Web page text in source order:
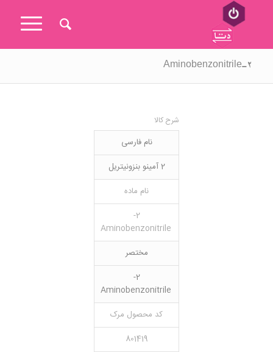
۲-Aminobenzonitrile
شرح کالا
نام فارسی
2 آمینو بنزونیتریل
نام ماده
2-
Aminobenzonitrile
مختصر
2-
Aminobenzonitrile
کد محصول مرک
801419